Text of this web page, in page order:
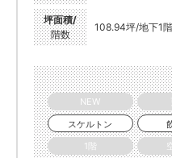
坪面積/
階数
108.94坪/地下1階
NEW
スケルトン
1階